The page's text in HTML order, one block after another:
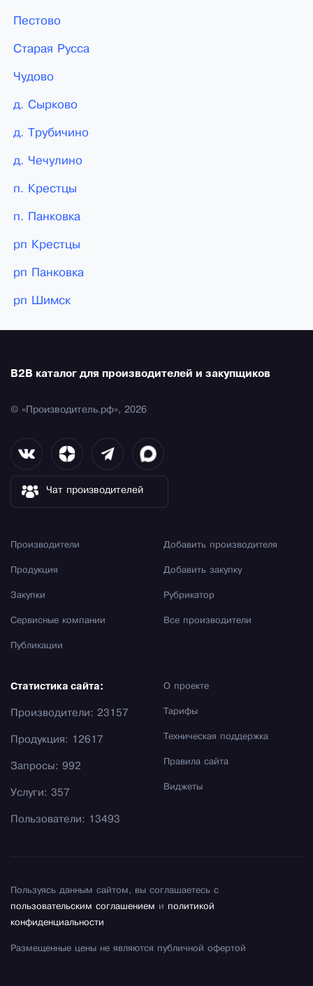
Пестово
Старая Русса
Чудово
д. Сырково
д. Трубичино
д. Чечулино
п. Крестцы
п. Панковка
рп Крестцы
рп Панковка
рп Шимск
B2B каталог для производителей и закупщиков
© «Производитель.рф», 2026
Чат производителей
Производители
Продукция
Закупки
Сервисные компании
Публикации
Добавить производителя
Добавить закупку
Рубрикатор
Все производители
О проекте
Тарифы
Техническая поддержка
Правила сайта
Виджеты
Статистика сайта:
Производители: 23157
Продукция: 12617
Запросы: 992
Услуги: 357
Пользователи: 13493
Пользуясь данным сайтом, вы соглашаетесь с
пользовательским соглашением и политикой
конфиденциальности
Размещенные цены не являются публичной офертой